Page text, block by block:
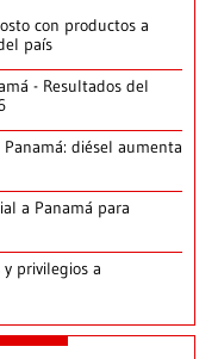
con productos a
país
- Resultados del
diésel aumenta
a Panamá para
privilegios a